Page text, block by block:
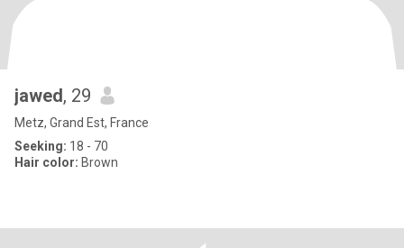
jawed, 29
Metz, Grand Est, France
Seeking: 18 - 70
Hair color: Brown